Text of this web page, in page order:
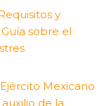
y
sobre el
Mexicano
de la